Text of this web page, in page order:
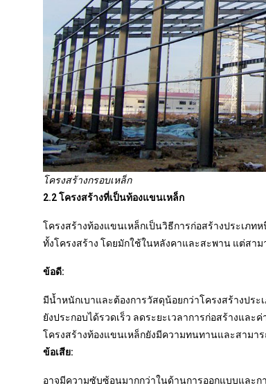
โครงสร้างกรอบเหล็ก
2.2 โครงสร้างที่เป็นท้องแขนเหล็ก
โครงสร้างท้องแขนเหล็กเป็นวิธีการก่อสร้างประเภ
ทั้งโครงสร้าง โดยมักใช้ในหลังคาและสะพาน แต่สา
ข้อดี:
มีน้ำหนักเบาและต้องการวัสดุน้อยกว่าโครงสร้างปร
ยังประกอบได้รวดเร็ว ลดระยะเวลาการก่อสร้างและ
โครงสร้างท้องแขนเหล็กยังมีความทนทานและสาม
ข้อเสีย:
อาจมีความซับซ้อนมากกว่าในด้านการออกแบบและก